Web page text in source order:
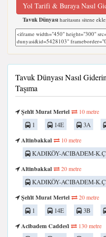
Yol Tarifi & Buraya Nasıl
Tavuk Dünyası haritasını sitene ekle;
Tavuk Dünyası Nasıl
Taşıma
Şehi̇t Murat Mertel 10 metre
1 14E 3A
Altinbakkal
10 metre
KADIKÖY-ACIBADEM-
Altinbakkal
20 metre
KADIKÖY-ACIBADEM-
Şehi̇t Murat Mertel
20 metre
1 14E 3B
Acibadem Caddesi̇
130 metre